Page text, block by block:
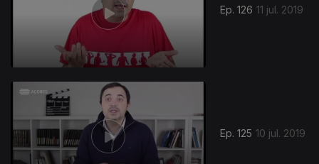
Ep. 126 11 jul. 2019
Ep. 125 10 jul. 2019